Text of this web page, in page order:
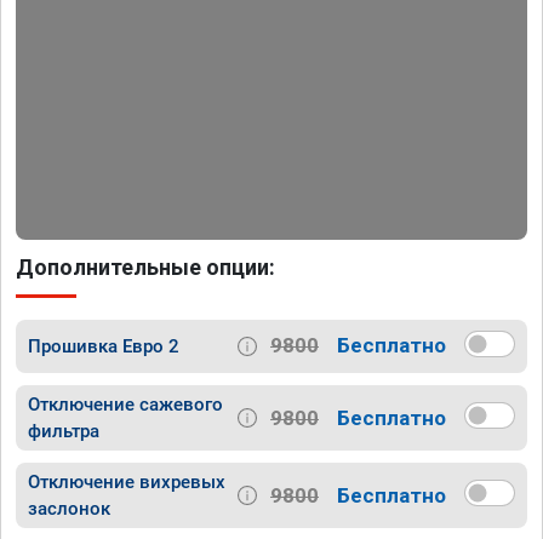
Дополнительные опции:
Прошивка Евро 2 9800 Бесплатно
Отключение сажевого
фильтра
9800 Бесплатно
Отключение вихревых
заслонок
9800 Бесплатно